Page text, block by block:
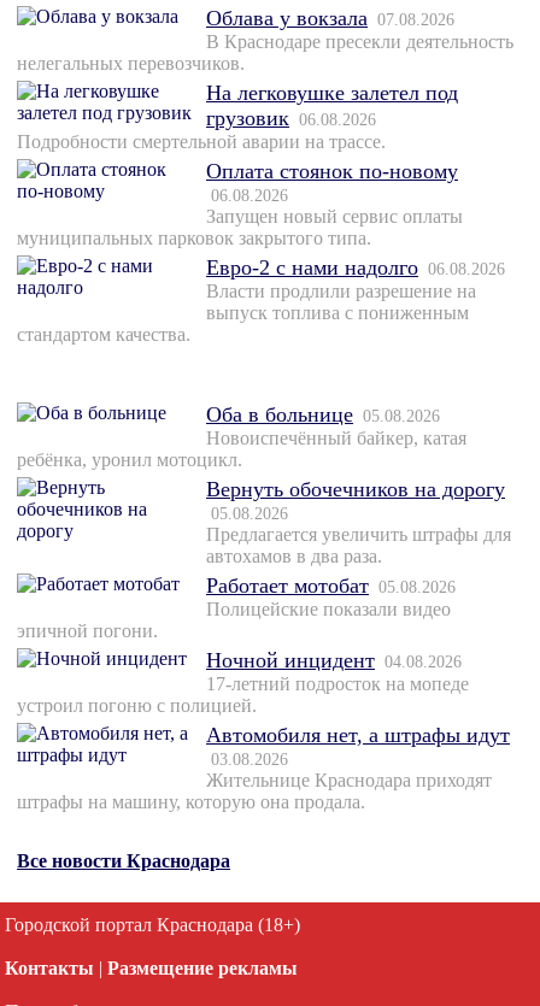
Облава у вокзала 07.08.2026
В Краснодаре пресекли деятельность
нелегальных перевозчиков.
На легковушке залетел под
грузовик 06.08.2026
Подробности смертельной аварии на трассе.
Оплата стоянок по-новому
06.08.2026
Запущен новый сервис оплаты
муниципальных парковок закрытого типа.
Евро-2 с нами надолго 06.08.2026
Власти продлили разрешение на
выпуск топлива с пониженным
стандартом качества.
Оба в больнице 05.08.2026
Новоиспечённый байкер, катая
ребёнка, уронил мотоцикл.
Вернуть обочечников на дорогу
05.08.2026
Предлагается увеличить штрафы для
автохамов в два раза.
Работает мотобат 05.08.2026
Полицейские показали видео
эпичной погони.
Ночной инцидент 04.08.2026
17-летний подросток на мопеде
устроил погоню с полицией.
Автомобиля нет, а штрафы идут
03.08.2026
Жительнице Краснодара приходят
штрафы на машину, которую она продала.
Все новости Краснодара
Городской портал Краснодара (18+)
Контакты | Размещение рекламы